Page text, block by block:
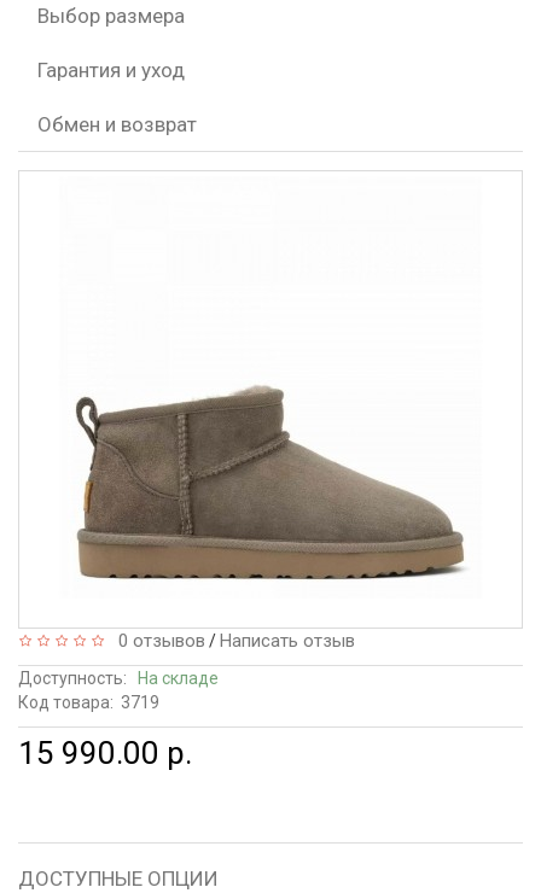
Выбор размера
Гарантия и уход
Обмен и возврат
0 отзывов /Написать отзыв
Доступность:
На складе
Код товара: 3719
15 990.00 р.
ДОСТУПНЫЕ ОПЦИИ